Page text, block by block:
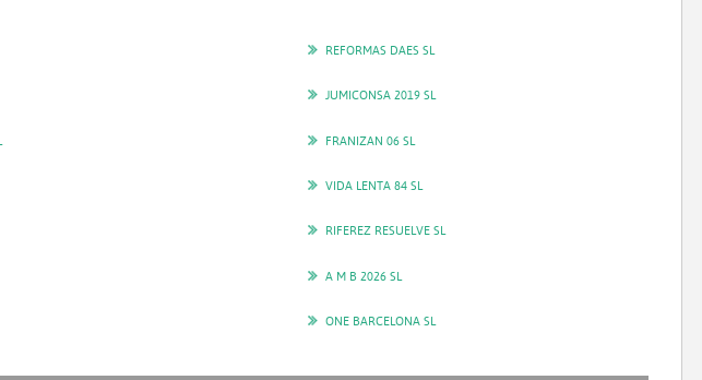
REFORMAS DAES SL
JUMICONSA 2019 SL
FRANIZAN 06 SL
VIDA LENTA 84 SL
RIFEREZ RESUELVE SL
A M B 2026 SL
ONE BARCELONA SL